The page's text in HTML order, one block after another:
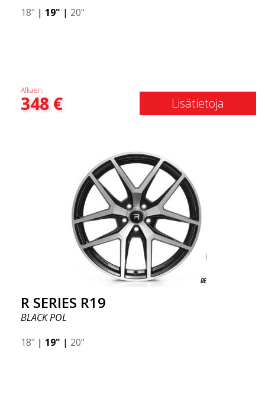
18" | 19" | 20"
Alkaen:
348€ Lisätietoja
R SERIES R19
BLACK POL
18" | 19" | 20"